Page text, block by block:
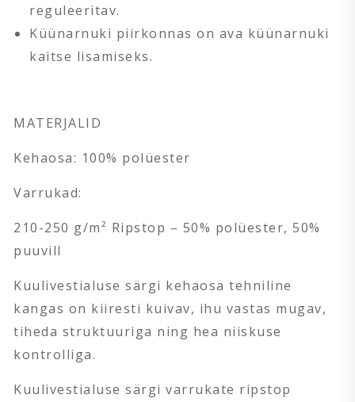
reguleeritav.
Küünarnuki piirkonnas on ava küünarnuki
kaitse lisamiseks.
MATERJALID
Kehaosa: 100% polüester
Varrukad:
210-250 g/m² Ripstop – 50% polüester, 50%
puuvill
Kuulivestialuse särgi kehaosa tehniline
kangas on kiiresti kuivav, ihu vastas mugav,
tiheda struktuuriga ning hea niiskuse
kontrolliga.
Kuulivestialuse särgi varrukate ripstop